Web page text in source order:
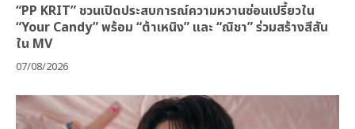
“PP KRIT” ชวนเปิดประสบการณ์ความหวานซ่อนเปรี้ยวใน
“Your Candy” พร้อม “ต้าเหนิง” และ “ณิชา” ร่วมสร้างสีสัน
ใน MV
07/08/2026